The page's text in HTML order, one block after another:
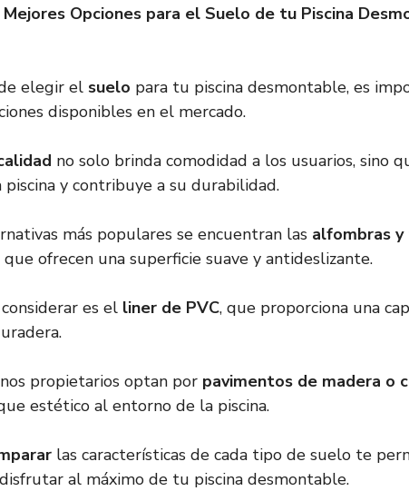
Opciones para el Suelo de tu Piscina
elegir el suelo para tu piscina desmontable, es
disponibles en el mercado.
no solo brinda comodidad a los usuarios, sino
y contribuye a su durabilidad.
más populares se encuentran las alfombras
que ofrecen una superficie suave y antideslizante.
es el liner de PVC, que proporciona una
propietarios optan por pavimentos de madera o
estético al entorno de la piscina.
las características de cada tipo de suelo te
al máximo de tu piscina desmontable.